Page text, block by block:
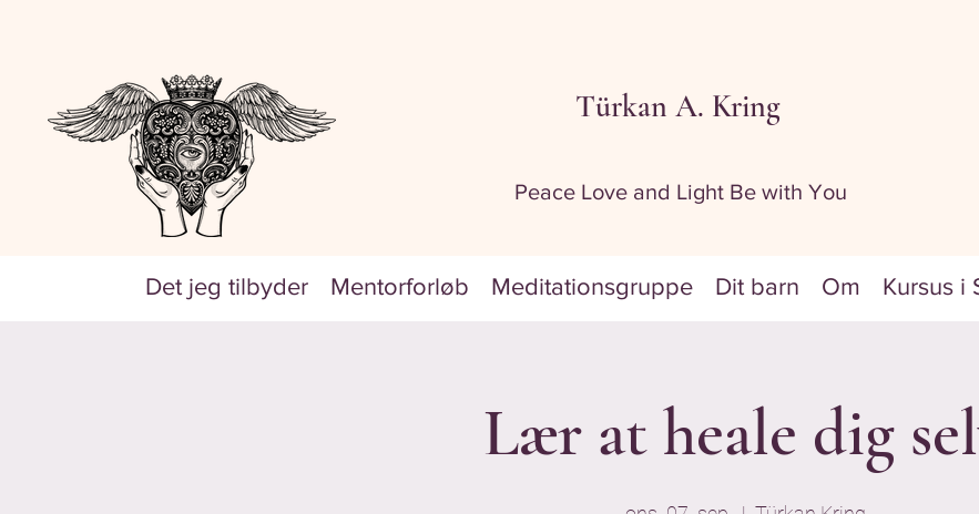
Türkan A. Kring
Peace Love and Light Be with You
Det jeg tilbyder Mentorforløb Meditationsgruppe Dit barn Om Kursus i
Lær at heale dig